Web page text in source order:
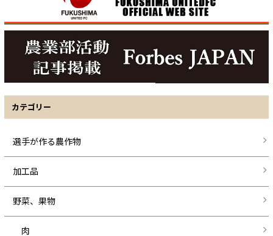
カテゴリー
選手が作る農作物
加工品
野菜、果物
肉